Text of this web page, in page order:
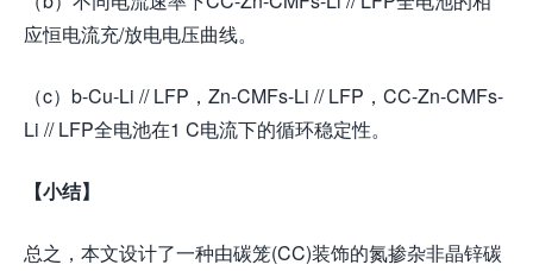
应恒电流充/放电电压曲线。
（c）b-Cu-Li // LFP，Zn-CMFs-Li // LFP，CC-Zn-CMFs-
Li // LFP全电池在1 C电流下的循环稳定性。
【小结】
总之，本文设计了一种由碳笼(CC)装饰的氮掺杂非晶锌碳